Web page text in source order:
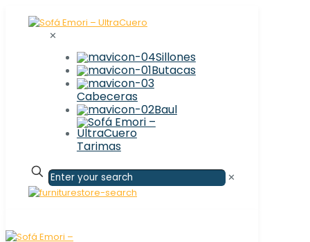
✕
Sillones
Butacas
Cabeceras
Baul
Tarimas
✕